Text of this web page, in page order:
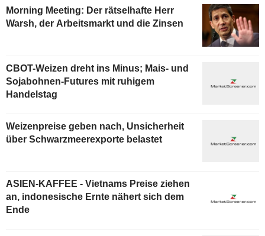
Morning Meeting: Der rätselhafte Herr
Warsh, der Arbeitsmarkt und die Zinsen
CBOT-Weizen dreht ins Minus; Mais- und
Sojabohnen-Futures mit ruhigem
Handelstag
Weizenpreise geben nach, Unsicherheit
über Schwarzmeerexporte belastet
ASIEN-KAFFEE - Vietnams Preise ziehen
an, indonesische Ernte nähert sich dem
Ende